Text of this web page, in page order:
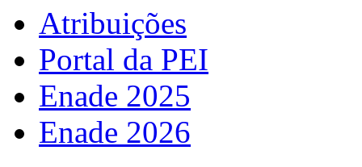
Atribuições
Portal da PEI
Enade 2025
Enade 2026